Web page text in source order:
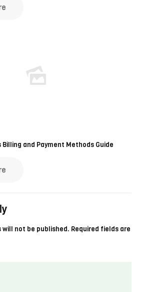
Billing and Payment Methods Guide
will not be published. Required fields are